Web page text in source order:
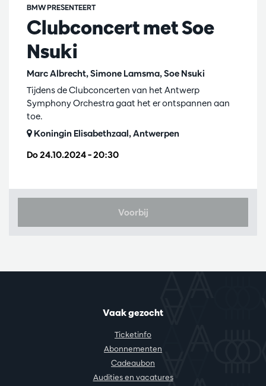
Clubconcert met Soe
Nsuki
Marc Albrecht, Simone Lamsma, Soe Nsuki
BMW PRESENTEERT
Do 24.10.2024– 20:30
Tijdens de Clubconcerten van het Antwerp
Symphony Orchestra gaat het er ontspannen aan
toe.
Koningin Elisabethzaal, Antwerpen
Voorbij
Vaak gezocht
Ticketinfo
Abonnementen
Cadeaubon
Audities en vacatures